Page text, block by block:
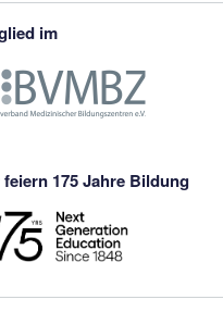
im
175 Jahre Bildung